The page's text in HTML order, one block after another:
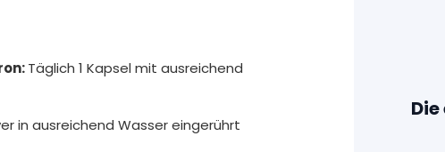
Akazienfaser.
Alle Produkte sind so rein wie möglich:
stehen im Vordergrund. Fast alle unsere
Gluten, Laktose und anderen
Täglich 1 Kapsel mit ausreichend
in ausreichend Wasser eingerührt